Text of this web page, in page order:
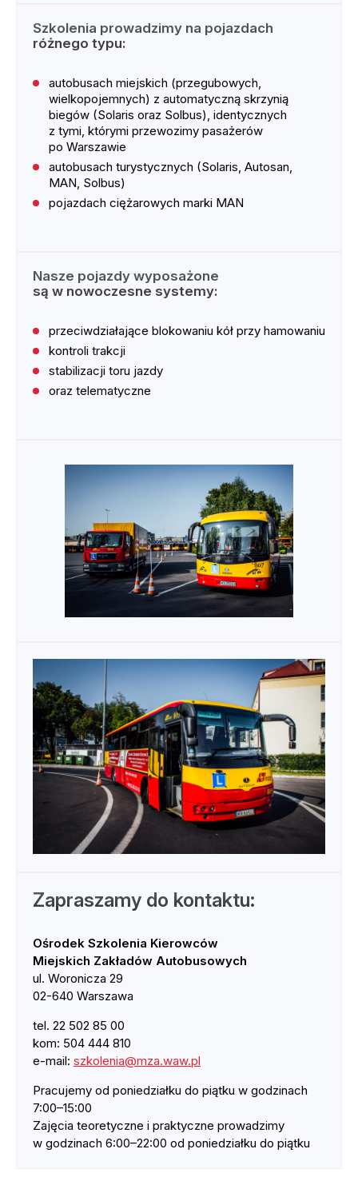
Szkolenia prowadzimy na pojazdach
różnego typu:
autobusach miejskich (przegubowych,
wielkopojemnych) z automatyczną skrzynią
biegów (Solaris oraz Solbus), identycznych
z tymi, którymi przewozimy pasażerów
po Warszawie
autobusach turystycznych (Solaris, Autosan,
MAN, Solbus)
pojazdach ciężarowych marki MAN
Nasze pojazdy wyposażone
są w nowoczesne systemy:
przeciwdziałające blokowaniu kół przy hamowaniu
kontroli trakcji
stabilizacji toru jazdy
oraz telematyczne
Zapraszamy do kontaktu:
Ośrodek Szkolenia Kierowców
Miejskich Zakładów Autobusowych
ul. Woronicza 29
02-640 Warszawa
tel. 22 502 85 00
kom: 504 444 810
e-mail: szkolenia@mza.waw.pl
Pracujemy od poniedziałku do piątku w godzinach
7:00–15:00
Zajęcia teoretyczne i praktyczne prowadzimy
w godzinach 6:00–22:00 od poniedziałku do piątku